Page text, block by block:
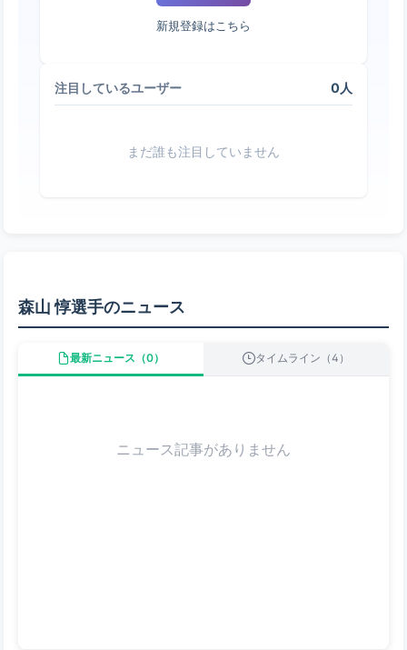
新規登録はこちら
注目しているユーザー 0人
まだ誰も注目していません
森山 惇選手のニュース
最新ニュース（0） タイムライン（4）
ニュース記事がありません